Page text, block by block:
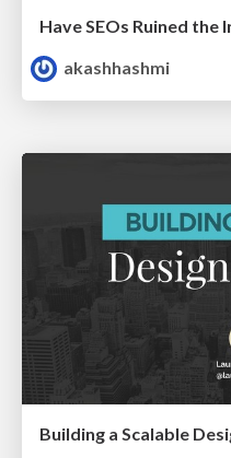
akashhashmi
Building a Scalable